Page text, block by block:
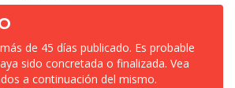
de 45 días publicado. Es probable
sido concretada o finalizada. Vea
a continuación del mismo.